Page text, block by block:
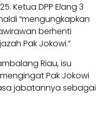
Ketua DPP Elang 3
“mengungkapkan
berhenti
Pak Jokowi.”
Riau, isu
Pak Jokowi
jabatannya sebagai